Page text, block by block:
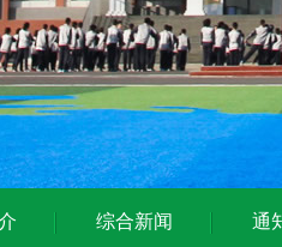
综合新闻 通